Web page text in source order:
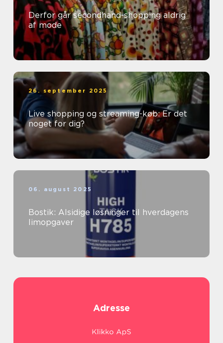
Derfor går secondhand-shopping aldrig
af mode
26. september 2025
Live shopping og streaming-køb: Er det
noget for dig?
06. august 2025
Bostik: Alsidige løsninger til hverdagens
limopgaver
Adresse